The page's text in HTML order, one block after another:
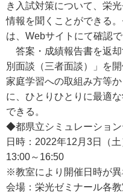
き入試対策について、栄
情報を聞くことができる
は、Webサイトにて確認で
答案・成績報告書を返
別面談（三者面談）」を
家庭学習への取組み方等
に、ひとりひとりに最適
できる。
◆都県立シミュレーション
日時：2022年12月3日（
13:00～16:50
※教室により開催日時が異
会場：栄光ゼミナール各教